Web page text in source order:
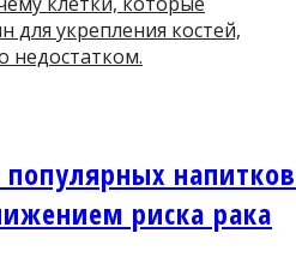
для укрепления костей,
недостатком.
напитков
риска рака